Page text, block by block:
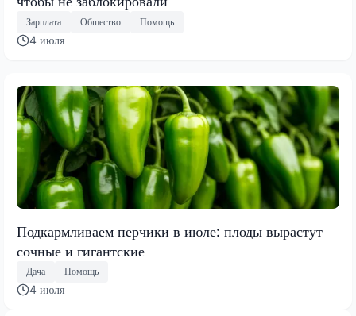
Зарплата Общество Помощь
4 июля
Подкармливаем перчики в июле: плоды вырастут
сочные и гигантские
Дача Помощь
4 июля